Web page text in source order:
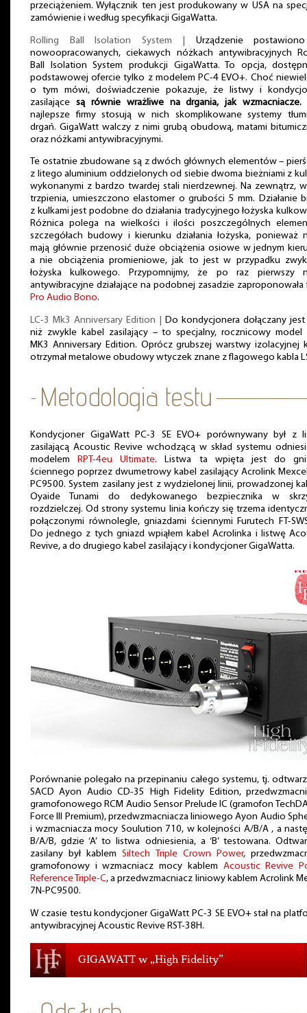
przeciążeniem. Wyłącznik ten jest produkowany w USA na
zamówienie i według specyfikacji GigaWatta.
Rolling Ball Isolation System |
Urządzenie
nowoopracowanych, ciekawych nóżkach antywibracyjnych
Ball Isolation System produkcji GigaWatta. To opcja,
podstawowej ofercie tylko z modelem PC-4 EVO+. Choć
o tym mówi, doświadczenie pokazuje, że listwy i
zasilające są równie wrażliwe na drgania, jak wzmacniacze.
najlepsze firmy stosują w nich skomplikowane systemy
drgań. GigaWatt walczy z nimi grubą obudową, matami
oraz nóżkami antywibracyjnymi.
Te ostatnie zbudowane są z dwóch głównych elementów –
z litego aluminium oddzielonych od siebie dwoma bieżniami z
wykonanymi z bardzo twardej stali nierdzewnej. Na zewnątrz,
trzpienia, umieszczono elastomer o grubości 5 mm. Działanie
z kulkami jest podobne do działania tradycyjnego łożyska
Różnica polega na wielkości i ilości poszczególnych
szczegółach budowy i kierunku działania łożyska, ponieważ
mają głównie przenosić duże obciążenia osiowe w jednym
a nie obciążenia promieniowe, jak to jest w przypadku
łożyska kulkowego. Przypomnijmy, że po raz pierwszy
antywibracyjne działające na podobnej zasadzie zaproponowała
Pro Audio Bono.
LC-3 Mk3 Anniversary Edition |
Do kondycjonera dołączany
niż zwykle kabel zasilający – to specjalny, rocznicowy model
MK3 Anniversary Edition. Oprócz grubszej warstwy izolacyjnej
otrzymał metalowe obudowy wtyczek znane z flagowego kabla
Kondycjoner GigaWatt PC-3 SE EVO+ porównywany był z
zasilającą Acoustic Revive wchodzącą w skład systemu
modelemRPT-4eu Ultimate. Listwa ta wpięta jest do
ściennego poprzez dwumetrowy kabel zasilający Acrolink
PC9500. System zasilany jest z wydzielonej linii, prowadzonej
Oyaide Tunami do dedykowanego bezpiecznika w
rozdzielczej. Od strony systemu linia kończy się trzema
połączonymi równolegle, gniazdami ściennymi Furutech FT-
Do jednego z tych gniazd wpiąłem kabel Acrolinka i listwę
Revive, a do drugiego kabel zasilający i kondycjoner GigaWatta.
Porównanie polegało na przepinaniu całego systemu, tj.
SACD Ayon Audio CD-35 High Fidelity Edition,
gramofonowego RCM Audio Sensor Prelude IC (gramofon
Force III Premium), przedwzmacniacza liniowego Ayon Audio
i wzmacniacza mocy Soulution 710, w kolejności A/B/A , a
B/A/B, gdzie ‘A’ to listwa odniesienia, a ‘B’ testowana.
zasilany był kablemSiltech Triple Crown Power,
gramofonowy i wzmacniacz mocy kablem Acoustic Revive
Reference Triple-C, a przedwzmacniacz liniowy kablem Acrolink
7N-PC9500.
W czasie testu kondycjoner GigaWatt PC-3 SE EVO+ stał na
antywibracyjnej Acoustic Revive RST-38H.
GIGAWATT w „High Fidelity”